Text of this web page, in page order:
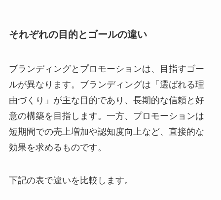
それぞれの目的とゴールの違い
ブランディングとプロモーションは、目指すゴー
ルが異なります。ブランディングは「選ばれる理
由づくり」が主な目的であり、長期的な信頼と好
意の構築を目指します。一方、プロモーションは
短期間での売上増加や認知度向上など、直接的な
効果を求めるものです。
下記の表で違いを比較します。